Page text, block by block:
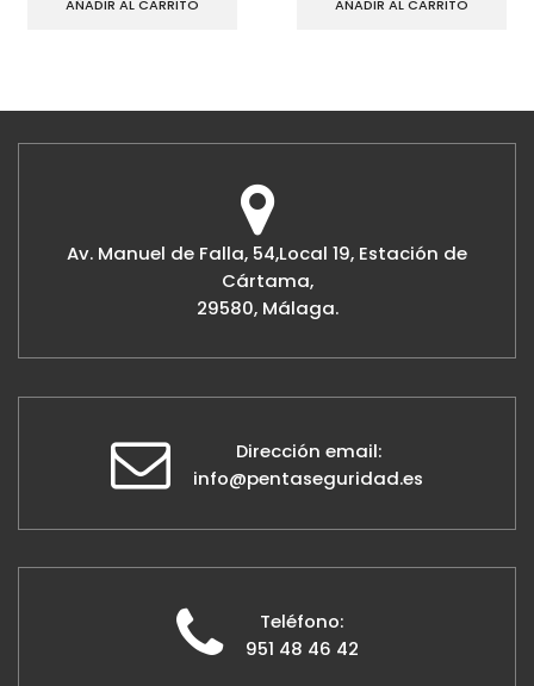
AÑADIR AL CARRITO AÑADIR AL CARRITO
Av. Manuel de Falla, 54,Local 19, Estación de
Cártama,
29580, Málaga.
Dirección email:
info@pentaseguridad.es
Teléfono:
951 48 46 42